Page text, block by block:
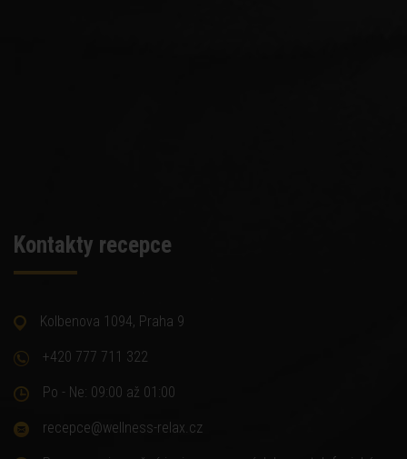
Kontakty recepce
Kolbenova 1094, Praha 9
+420 777 711 322
Po - Ne: 09:00 až 01:00
recepce@wellness-relax.cz